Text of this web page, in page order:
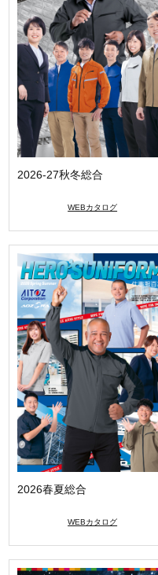
2026-27秋冬総合
WEBカタログ
2026春夏総合
WEBカタログ